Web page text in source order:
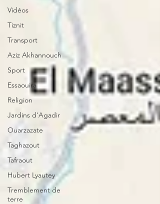
Vidéos
Tiznit
Transport
Aziz Akhannouch
Sport
Essaouira
Religion
Jardins d'Agadir
Ouarzazate
Taghazout
Tafraout
Hubert Lyautey
Tremblement de
terre